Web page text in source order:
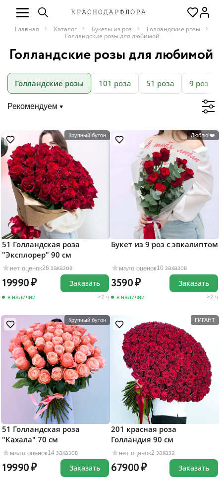
Главная Каталог Букеты из роз
Голландские розы
Голландские розы для любимой
Голландские розы для любимой
Голландские розы 101 роза 51 роза 9 роз
Рекомендуем
Крупный бутон
нет оценок26 заказов
51 Голландская роза
"Эксплорер" 90 см
19990
в наличии 2 ч
Заказать
Люблю!❤️
мало оценок10 заказов
Букет из 9 роз с эвкалиптом
3590
в наличии 2 ч
Заказать
Крупный бутон
мало оценок14 заказов
51 Голландская роза
"Кахала" 70 см
19990 Заказать
ГИГАНТ
нет оценок2 заказа
201 красная роза
Голландия 90 см
67900 Заказать